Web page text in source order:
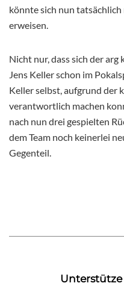
könnte sich nun
erweisen.
Nicht nur, dass sich der
Jens Keller schon im
Keller selbst, aufgrund der
verantwortlich machen
nach nun drei gespielten
dem Team noch keinerlei
Gegenteil.